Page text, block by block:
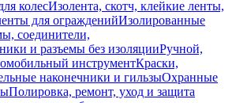
колесИзолента, скотч, клейкие ленты,
для огражденийИзолированные
соединители,
и разъемы без изоляцииРучной,
инструментКраски,
наконечники и гильзыОхранные
Полировка, ремонт, уход и защита